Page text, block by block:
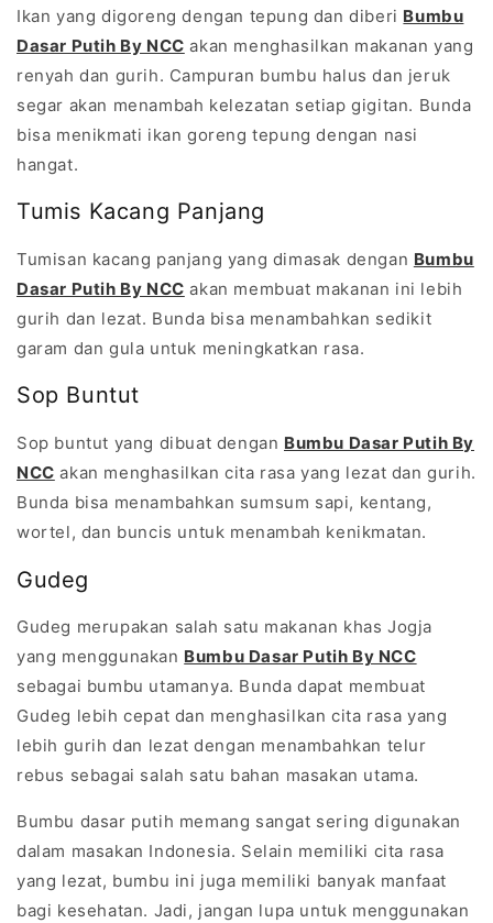
Ikan yang digoreng dengan tepung dan diberi Bumbu
Dasar Putih By NCC akan menghasilkan makanan yang
renyah dan gurih. Campuran bumbu halus dan jeruk
segar akan menambah kelezatan setiap gigitan. Bunda
bisa menikmati ikan goreng tepung dengan nasi
hangat.
Tumis Kacang Panjang
Tumisan kacang panjang yang dimasak dengan Bumbu
Dasar Putih By NCC akan membuat makanan ini lebih
gurih dan lezat. Bunda bisa menambahkan sedikit
garam dan gula untuk meningkatkan rasa.
Sop Buntut
Sop buntut yang dibuat dengan Bumbu Dasar Putih By
NCC akan menghasilkan cita rasa yang lezat dan gurih.
Bunda bisa menambahkan sumsum sapi, kentang,
wortel, dan buncis untuk menambah kenikmatan.
Gudeg
Gudeg merupakan salah satu makanan khas Jogja
yang menggunakan Bumbu Dasar Putih By NCC
sebagai bumbu utamanya. Bunda dapat membuat
Gudeg lebih cepat dan menghasilkan cita rasa yang
lebih gurih dan lezat dengan menambahkan telur
rebus sebagai salah satu bahan masakan utama.
Bumbu dasar putih memang sangat sering digunakan
dalam masakan Indonesia. Selain memiliki cita rasa
yang lezat, bumbu ini juga memiliki banyak manfaat
bagi kesehatan. Jadi, jangan lupa untuk menggunakan